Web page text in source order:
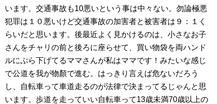
います。交通事故も10悪いという事は中々ない。勿論極悪
犯罪は１０悪いけど交通事故の加害者と被害者は９：１く
らいだと思います。後最近よく見かけるのは、小さなお子
さんをチャリの前と後ろに座らせて、買い物袋を両ハンド
ルにぶら下げてるママさんが私はママです！みたいな感じ
で公道を我が物顏で進む。はっきり言えば危ないだろう
し、自転車って車道走るのが法律で決まってるじゃんと思
います。歩道を走っていい自転車って13歳未満70歳以上の